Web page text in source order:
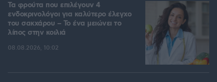
Τα φρούτα που επιλέγουν 4
ενδοκρινολόγοι για καλύτερο έλεγχο
του σακχάρου – Το ένα μειώνει το
λίπος στην κοιλιά
08.08.2026, 10:02